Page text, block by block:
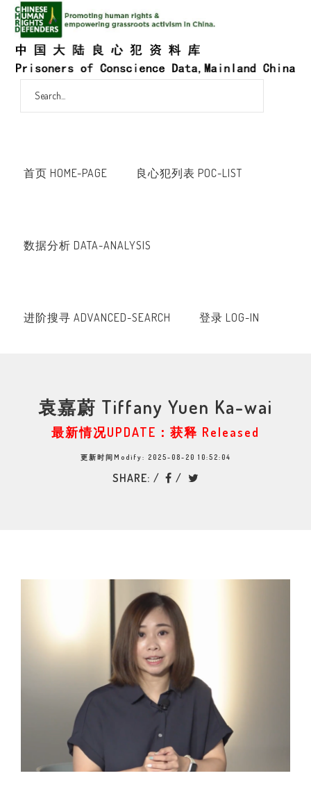
首页 HOME-PAGE 良心犯列表 POC-LIST
数据分析 DATA-ANALYSIS
进阶搜寻 ADVANCED-SEARCH 登录 LOG-IN
袁嘉蔚 Tiffany Yuen Ka-wai
最新情况UPDATE：获释 Released
更新时间Modify: 2025-08-20 10:52:04
SHARE: